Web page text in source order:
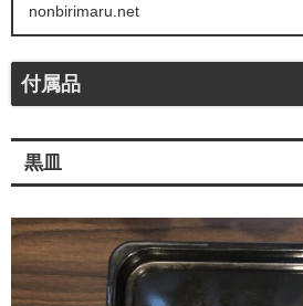
nonbirimaru.net
付属品
黒皿